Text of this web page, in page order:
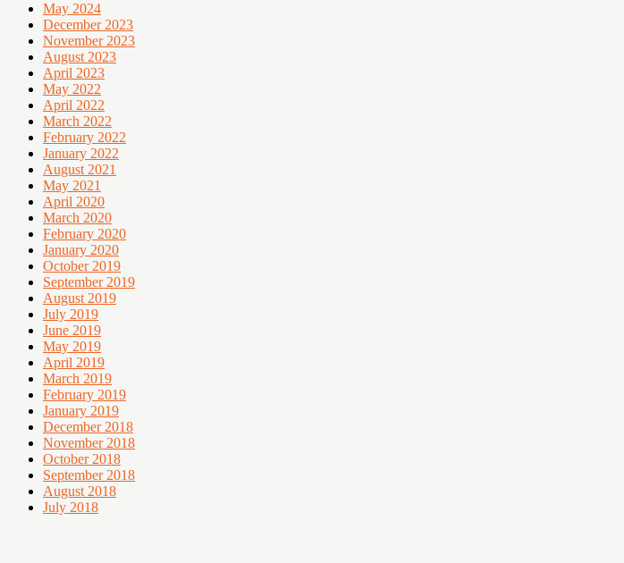
May 2024
December 2023
November 2023
August 2023
April 2023
May 2022
April 2022
March 2022
February 2022
January 2022
August 2021
May 2021
April 2020
March 2020
February 2020
January 2020
October 2019
September 2019
August 2019
July 2019
June 2019
May 2019
April 2019
March 2019
February 2019
January 2019
December 2018
November 2018
October 2018
September 2018
August 2018
July 2018